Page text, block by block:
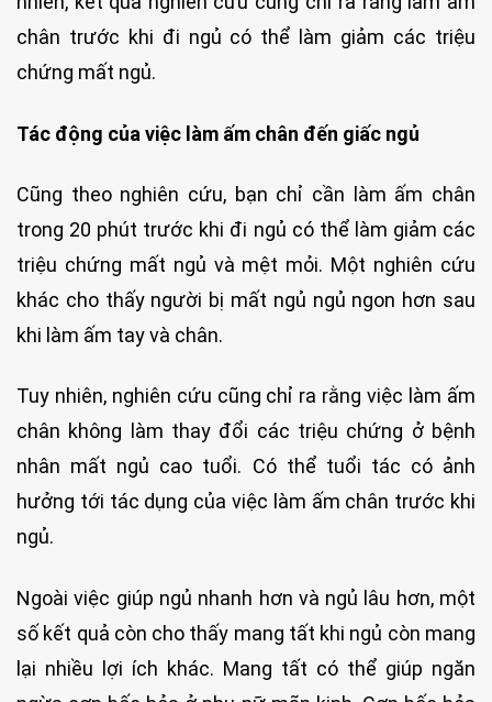
chân trước khi đi ngủ có thể làm giảm các triệu
chứng mất ngủ.
Tác động của việc làm ấm chân đến giấc ngủ
Cũng theo nghiên cứu, bạn chỉ cần làm ấm chân
trong 20 phút trước khi đi ngủ có thể làm giảm các
triệu chứng mất ngủ và mệt mỏi. Một nghiên cứu
khác cho thấy người bị mất ngủ ngủ ngon hơn sau
khi làm ấm tay và chân.
Tuy nhiên, nghiên cứu cũng chỉ ra rằng việc làm ấm
chân không làm thay đổi các triệu chứng ở bệnh
nhân mất ngủ cao tuổi. Có thể tuổi tác có ảnh
hưởng tới tác dụng của việc làm ấm chân trước khi
ngủ.
Ngoài việc giúp ngủ nhanh hơn và ngủ lâu hơn, một
số kết quả còn cho thấy mang tất khi ngủ còn mang
lại nhiều lợi ích khác. Mang tất có thể giúp ngăn